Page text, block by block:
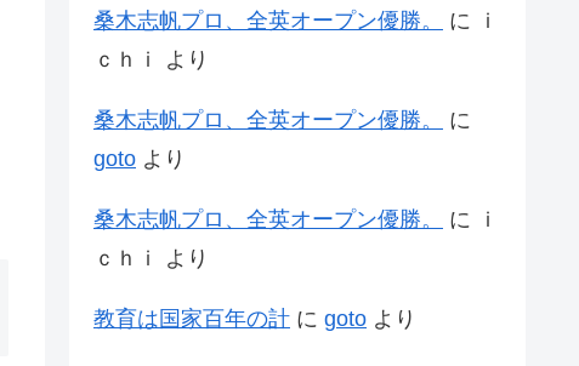
桑木志帆プロ、全英オープン優勝。 に
ｉ
ｃｈｉ
より
桑木志帆プロ、全英オープン優勝。
に
goto より
桑木志帆プロ、全英オープン優勝。 に
ｉ
ｃｈｉ
より
教育は国家百年の計 に goto より